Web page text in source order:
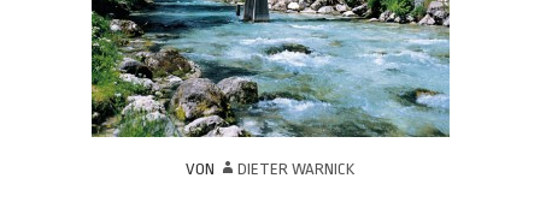
VON DIETER WARNICK